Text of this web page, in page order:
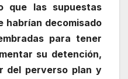
que las supuestas
habrían decomisado
para tener
su detención,
del perverso plan y